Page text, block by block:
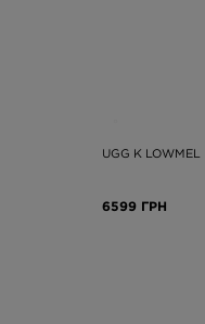
UGG K LOWMEL
6599 ГРН